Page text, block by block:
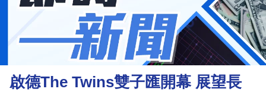
資
樓
市
財
啟德The Twins雙子匯開幕 展望長